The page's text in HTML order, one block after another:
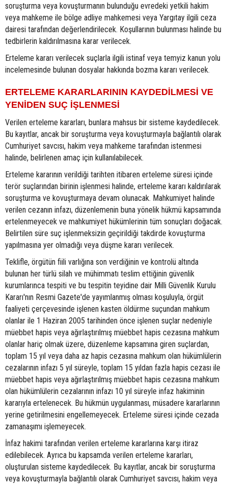
soruşturma veya kovuşturmanın bulunduğu evredeki yetkili hakim
veya mahkeme ile bölge adliye mahkemesi veya Yargıtay ilgili ceza
dairesi tarafından değerlendirilecek. Koşullarının bulunması halinde bu
tedbirlerin kaldırılmasına karar verilecek.
Erteleme kararı verilecek suçlarla ilgili istinaf veya temyiz kanun yolu
incelemesinde bulunan dosyalar hakkında bozma kararı verilecek.
ERTELEME KARARLARININ KAYDEDİLMESİ VE
YENİDEN SUÇ İŞLENMESİ
Verilen erteleme kararları, bunlara mahsus bir sisteme kaydedilecek.
Bu kayıtlar, ancak bir soruşturma veya kovuşturmayla bağlantılı olarak
Cumhuriyet savcısı, hakim veya mahkeme tarafından istenmesi
halinde, belirlenen amaç için kullanılabilecek.
Erteleme kararının verildiği tarihten itibaren erteleme süresi içinde
terör suçlarından birinin işlenmesi halinde, erteleme kararı kaldırılarak
soruşturma ve kovuşturmaya devam olunacak. Mahkumiyet halinde
verilen cezanın infazı, düzenlemenin buna yönelik hükmü kapsamında
ertelenmeyecek ve mahkumiyet hükümlerinin tüm sonuçları doğacak.
Belirtilen süre suç işlenmeksizin geçirildiği takdirde kovuşturma
yapılmasına yer olmadığı veya düşme kararı verilecek.
Teklifle, örgütün fiili varlığına son verdiğinin ve kontrolü altında
bulunan her türlü silah ve mühimmatı teslim ettiğinin güvenlik
kurumlarınca tespiti ve bu tespitin teyidine dair Milli Güvenlik Kurulu
Kararı'nın Resmi Gazete'de yayımlanmış olması koşuluyla, örgüt
faaliyeti çerçevesinde işlenen kasten öldürme suçundan mahkum
olanlar ile 1 Haziran 2005 tarihinden önce işlenen suçlar nedeniyle
müebbet hapis veya ağırlaştırılmış müebbet hapis cezasına mahkum
olanlar hariç olmak üzere, düzenleme kapsamına giren suçlardan,
toplam 15 yıl veya daha az hapis cezasına mahkum olan hükümlülerin
cezalarının infazı 5 yıl süreyle, toplam 15 yıldan fazla hapis cezası ile
müebbet hapis veya ağırlaştırılmış müebbet hapis cezasına mahkum
olan hükümlülerin cezalarının infazı 10 yıl süreyle infaz hakiminin
kararıyla ertelenecek. Bu hükmün uygulanması, müsadere kararlarının
yerine getirilmesini engellemeyecek. Erteleme süresi içinde cezada
zamanaşımı işlemeyecek.
İnfaz hakimi tarafından verilen erteleme kararlarına karşı itiraz
edilebilecek. Ayrıca bu kapsamda verilen erteleme kararları,
oluşturulan sisteme kaydedilecek. Bu kayıtlar, ancak bir soruşturma
veya kovuşturmayla bağlantılı olarak Cumhuriyet savcısı, hakim veya